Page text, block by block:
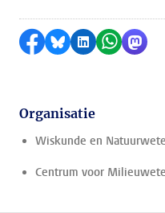
Delen op Facebook
Delen via Bluesky
Delen op
Delen
Organisatie
Wiskunde en
Centrum voor